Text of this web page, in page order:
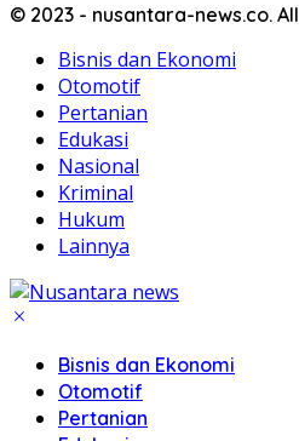
© 2023 - nusantara-news.co.
Bisnis dan Ekonomi
Otomotif
Pertanian
Edukasi
Nasional
Kriminal
Hukum
Lainnya
Bisnis dan Ekonomi
Otomotif
Pertanian